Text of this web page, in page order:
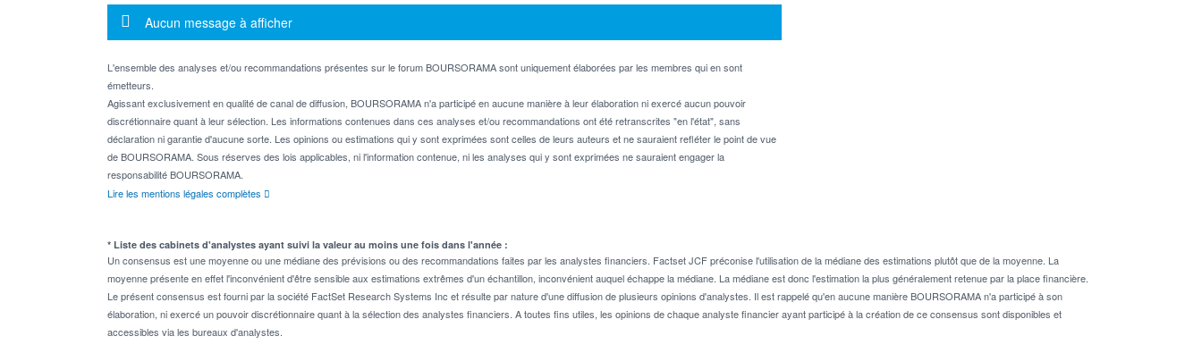
Message d'information
Aucun message à afficher
L'ensemble des analyses et/ou recommandations présentes sur le forum BOURSORAMA sont uniquement élaborées par les membres qui en sont
émetteurs.
Agissant exclusivement en qualité de canal de diffusion, BOURSORAMA n'a participé en aucune manière à leur élaboration ni exercé aucun pouvoir
discrétionnaire quant à leur sélection. Les informations contenues dans ces analyses et/ou recommandations ont été retranscrites "en l'état", sans
déclaration ni garantie d'aucune sorte. Les opinions ou estimations qui y sont exprimées sont celles de leurs auteurs et ne sauraient refléter le point de vue
de BOURSORAMA. Sous réserves des lois applicables, ni l'information contenue, ni les analyses qui y sont exprimées ne sauraient engager la
responsabilité BOURSORAMA.
Lire les mentions légales complètes
* Liste des cabinets d'analystes ayant suivi la valeur au moins une fois dans l'année :
Un consensus est une moyenne ou une médiane des prévisions ou des recommandations faites par les analystes financiers. Factset JCF préconise l'utilisation de la médiane des estimations plutôt que de la moyenne. La
moyenne présente en effet l'inconvénient d'être sensible aux estimations extrêmes d'un échantillon, inconvénient auquel échappe la médiane. La médiane est donc l'estimation la plus généralement retenue par la place financière.
Le présent consensus est fourni par la société FactSet Research Systems Inc et résulte par nature d'une diffusion de plusieurs opinions d'analystes. Il est rappelé qu'en aucune manière BOURSORAMA n'a participé à son
élaboration, ni exercé un pouvoir discrétionnaire quant à la sélection des analystes financiers. A toutes fins utiles, les opinions de chaque analyste financier ayant participé à la création de ce consensus sont disponibles et
accessibles via les bureaux d'analystes.